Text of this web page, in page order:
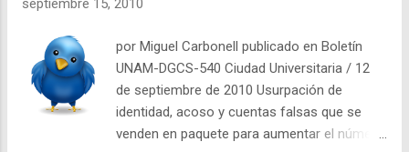
septiembre 15, 2010
por Miguel Carbonell publicado en Boletín
UNAM-DGCS-540 Ciudad Universitaria / 12
de septiembre de 2010 Usurpación de
identidad, acoso y cuentas falsas que se
venden en paquete para aumentar el número